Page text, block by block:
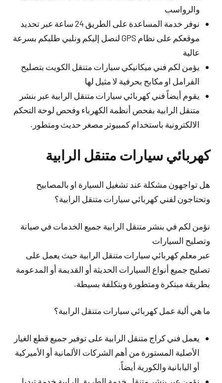
والرواسب
نوفر خدمة المساعدة على الطريق 24 ساعة عبر تحديد
موقعكم على نظام GPS لنصل إليكم ونلبي طلبكم بسرعة
عالية
يؤمن لكم فني ميكانيكي سيارات متنقل الكويت بتصليح
الفرامل او مكابح بحرفية لا مثيل لها
يقوم أيضاً فني كهربائي سيارات متنقل الرابية عبر بنشر
متنقل الرابية بفحص أنظمة الكهرباء وفحص لوحة التحكم
الالكترونية باستخدام كمبيوتر مصغر حديث ومتطور.
كهربائي سيارات متنقل الرابية
هل تواجهون مشكلة عند تشغيل السيارة او بالمصابيح
وتحتاجون لفني كهربائي سيارات متنقل الرابية؟
نؤمن لكم في بنشر متنقل الرابية جميع الخدمات في صيانة
وتصليح السيارات
عبر معلم كهربائي سيارات متنقل الرابية حيث يعمل على
تصليح جميع أنواع السيارات الحديثة أو القديمة أو المدعومة
بطريقة مبتكرة ومتطورة وبتكلفة بسيطة.
ما هي ألية عمل كهربائي سيارات متنقل الرابية؟
يعمل فني كراج متنقل الرابية على توفير جميع قطع الغيار
الأصلية المستورة من أهم الشركات الألمانية أو الأميركية
أو اليابانية والكورية أيضاً.
نؤمن عبر بنشر متنقل خدمة الطريق الرابية خدمة تبديل